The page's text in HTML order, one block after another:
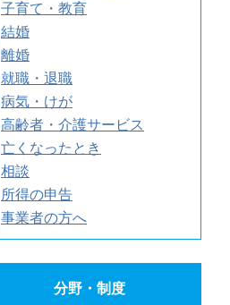
子育て・教育
結婚
離婚
就職・退職
病気・けが
高齢者・介護サービス
亡くなったとき
相談
所得の申告
事業者の方へ
分野・制度